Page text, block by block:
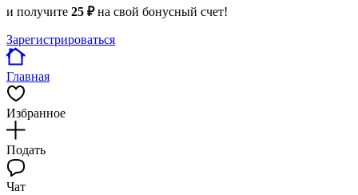
и получите 25 ₽на свой бонусный счет!
Зарегистрироваться
Главная
Избранное
Подать
Чат